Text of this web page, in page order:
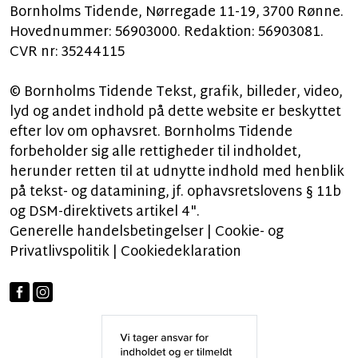
Bornholms Tidende, Nørregade 11-19, 3700 Rønne.
Hovednummer: 56903000. Redaktion: 56903081.
CVR nr: 35244115
© Bornholms Tidende Tekst, grafik, billeder, video,
lyd og andet indhold på dette website er beskyttet
efter lov om ophavsret. Bornholms Tidende
forbeholder sig alle rettigheder til indholdet,
herunder retten til at udnytte indhold med henblik
på tekst- og datamining, jf. ophavsretslovens § 11b
og DSM-direktivets artikel 4".
Generelle handelsbetingelser| Cookie- og
Privatlivspolitik| Cookiedeklaration